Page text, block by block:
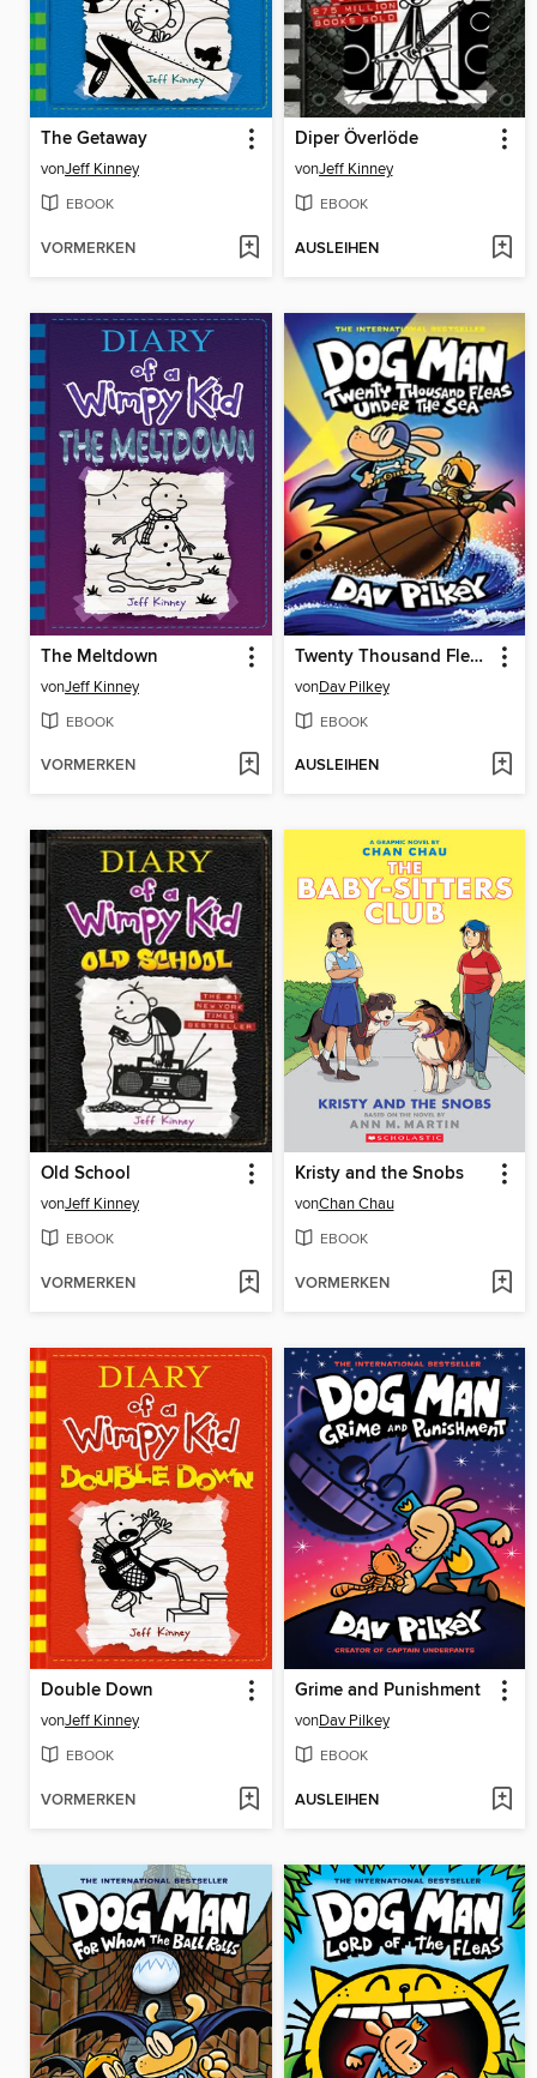
The Getaway
vonJeff Kinney
EBOOK
VORMERKEN
Diper Överlöde
vonJeff Kinney
EBOOK
AUSLEIHEN
The Meltdown
vonJeff Kinney
EBOOK
VORMERKEN
Twenty Thousand Fleas Under the Sea
vonDav Pilkey
EBOOK
AUSLEIHEN
Old School
vonJeff Kinney
EBOOK
VORMERKEN
Kristy and the Snobs
vonChan Chau
EBOOK
VORMERKEN
Double Down
vonJeff Kinney
EBOOK
VORMERKEN
Grime and Punishment
vonDav Pilkey
EBOOK
AUSLEIHEN